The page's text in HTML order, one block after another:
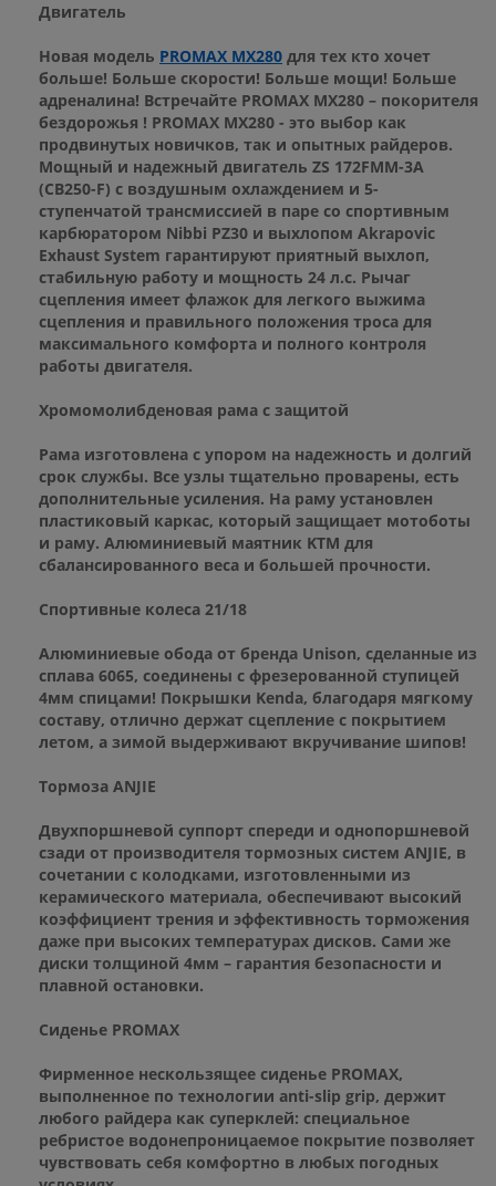
Двигатель
Новая модель PROMAX MX280 для тех кто хочет
больше! Больше скорости! Больше мощи! Больше
адреналина! Встречайте PROMAX MX280 – покорителя
бездорожья ! PROMAX MX280 - это выбор как
продвинутых новичков, так и опытных райдеров.
Мощный и надежный двигатель ZS 172FMM-3A
(CB250-F) с воздушным охлаждением и 5-
ступенчатой трансмиссией в паре со спортивным
карбюратором Nibbi PZ30 и выхлопом Akrapovic
Exhaust System гарантируют приятный выхлоп,
стабильную работу и мощность 24 л.с. Рычаг
сцепления имеет флажок для легкого выжима
сцепления и правильного положения троса для
максимального комфорта и полного контроля
работы двигателя.
Хромомолибденовая рама с защитой
Рама изготовлена с упором на надежность и долгий
срок службы. Все узлы тщательно проварены, есть
дополнительные усиления. На раму установлен
пластиковый каркас, который защищает мотоботы
и раму. Алюминиевый маятник KTM для
сбалансированного веса и большей прочности.
Спортивные колеса 21/18
Алюминиевые обода от бренда Unison, сделанные из
сплава 6065, соединены с фрезерованной ступицей
4мм спицами! Покрышки Kenda, благодаря мягкому
составу, отлично держат сцепление с покрытием
летом, а зимой выдерживают вкручивание шипов!
Тормоза ANJIE
Двухпоршневой суппорт спереди и однопоршневой
сзади от производителя тормозных систем ANJIE, в
сочетании с колодками, изготовленными из
керамического материала, обеспечивают высокий
коэффициент трения и эффективность торможения
даже при высоких температурах дисков. Сами же
диски толщиной 4мм – гарантия безопасности и
плавной остановки.
Сиденье PROMAX
Фирменное нескользящее сиденье PROMAX,
выполненное по технологии anti-slip grip, держит
любого райдера как суперклей: специальное
ребристое водонепроницаемое покрытие позволяет
чувствовать себя комфортно в любых погодных